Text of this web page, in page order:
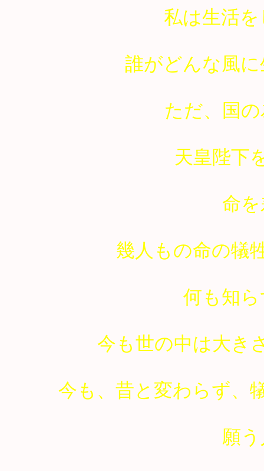
私は生活
誰がどんな風
ただ、国
天皇陛下
命
幾人もの命の犠
何も知
今も世の中は大き
今も、昔と変わらず、
願